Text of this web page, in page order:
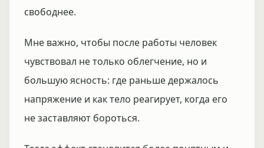
свободнее.
Мне важно, чтобы после работы человек
чувствовал не только облегчение, но и
большую ясность: где раньше держалось
напряжение и как тело реагирует, когда его
не заставляют бороться.